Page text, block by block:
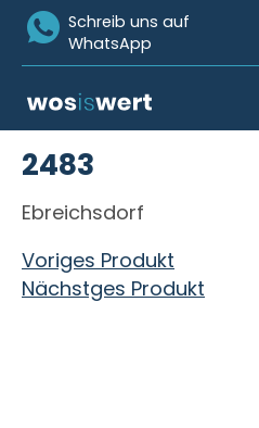
Icon Whatsapp
Schreib uns auf
WhatsApp
2483
Ebreichsdorf
Beitragsnavigation
Voriges Produkt
Nächstges Produkt